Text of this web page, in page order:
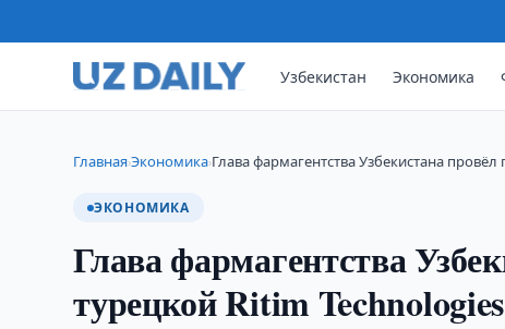
Узбекистан Экономика
Главная›Экономика›Глава фармагентства Узбекистана
ЭКОНОМИКА
Глава фармагентства
турецкой Ritim Technologies